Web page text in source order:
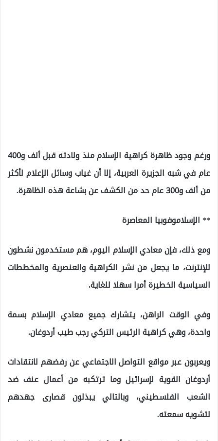
ورغم وجود ظاهرة كراهية الإسلام منذ ولادته قبل ألف و400
عام في شبه الجزيرة العربية، إلا أن غياب وسائل الإعلام لأكثر
من ألف و300 عام حد من الكشف عن بشاعة هذه الظاهرة.
** الإسلاموفوبيا المعاصرة
ومع ذلك، فإن معادي الإسلام اليوم، هم مستخدمون نشطون
للإنترنت، ما يجعل من نشر الكراهية والعنصرية والمخططات
السياسية الخطيرة أمرا سهلا للغاية.
وفي الوقت الراهن، يتشارك جميع معادي الإسلام بسمة
واحدة، وهي كراهية الرئيس التركي رجب طيب أردوغان.
ويعربون عبر مواقع التواصل الاجتماعي عن رفضهم لانتقادات
أردوغان القوية لإسرائيل وما ترتكبه من أعمال عنف ضد
الشعب الفلسطيني، وبالتالي يبذلون قصارى جهدهم
لتشويه سمعته.